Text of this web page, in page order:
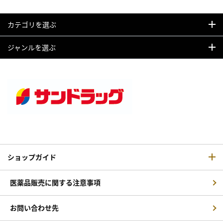
カテゴリを選ぶ
ジャンルを選ぶ
ショップガイド
医薬品販売に関する注意事項
お問い合わせ先